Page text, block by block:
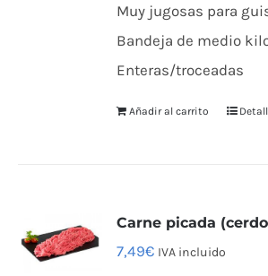
Muy jugosas para
Bandeja de medio
Enteras/troceadas
Añadir al carrito
Carne picada
7,49€ IVA incluido